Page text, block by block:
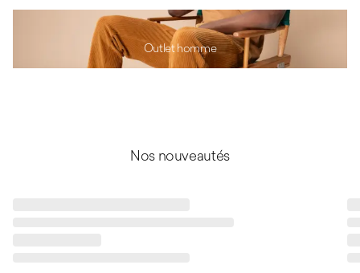
Outlet homme
Nos nouveautés